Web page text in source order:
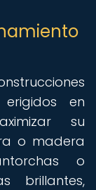
erigidos en
su
o madera
o
brillantes,